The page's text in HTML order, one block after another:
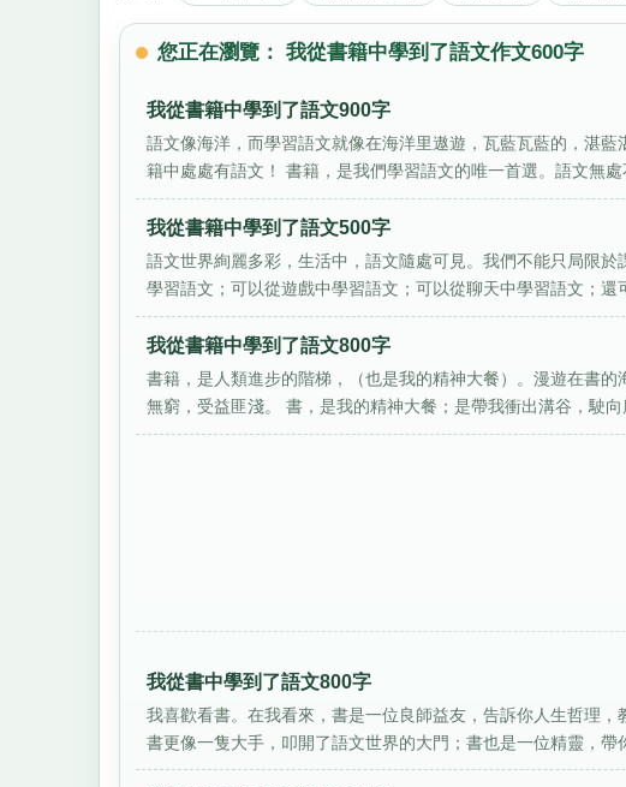
您正在瀏覽： 我從書籍中學到了語文作文600字
我從書籍中學到了語文900字
語文像海洋，而學習語文就像在海洋里遨遊，瓦藍瓦藍的，湛
籍中處處有語文！ 書籍，是我們學習語文的唯一首選。語文無處
我從書籍中學到了語文500字
語文世界絢麗多彩，生活中，語文隨處可見。我們不能只局限
學習語文；可以從遊戲中學習語文；可以從聊天中學習語文；還
我從書籍中學到了語文800字
書籍，是人類進步的階梯，（也是我的精神大餐）。漫遊在書
無窮，受益匪淺。 書，是我的精神大餐；是帶我衝出溝谷，駛向
我從書中學到了語文800字
我喜歡看書。在我看來，書是一位良師益友，告訴你人生哲理
書更像一隻大手，叩開了語文世界的大門；書也是一位精靈，帶